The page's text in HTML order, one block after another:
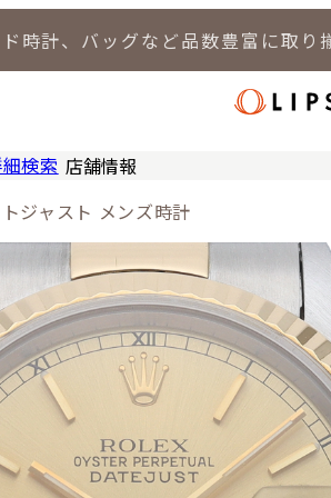
時計、バッグなど品数豊富に取り
検索 店舗情報
ジャスト メンズ時計